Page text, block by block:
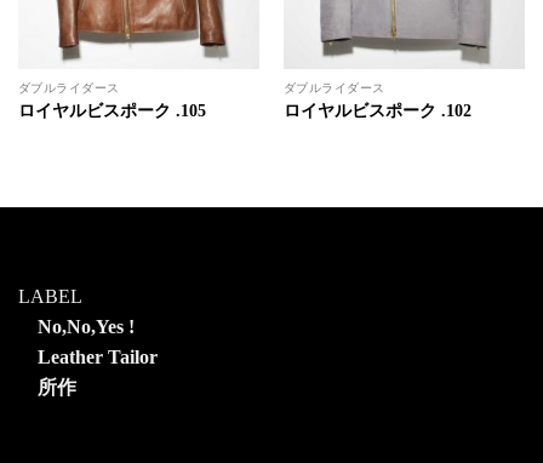
ダブルライダース
ロイヤルビスポーク .105
ダブルライダース
ロイヤルビスポーク .102
LABEL
No,No,Yes !
Leather Tailor
所作